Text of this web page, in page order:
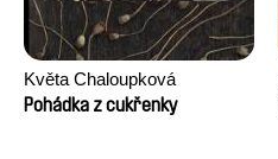
Květa Chaloupková
(Přibylová)
Pohádka z cukřenky